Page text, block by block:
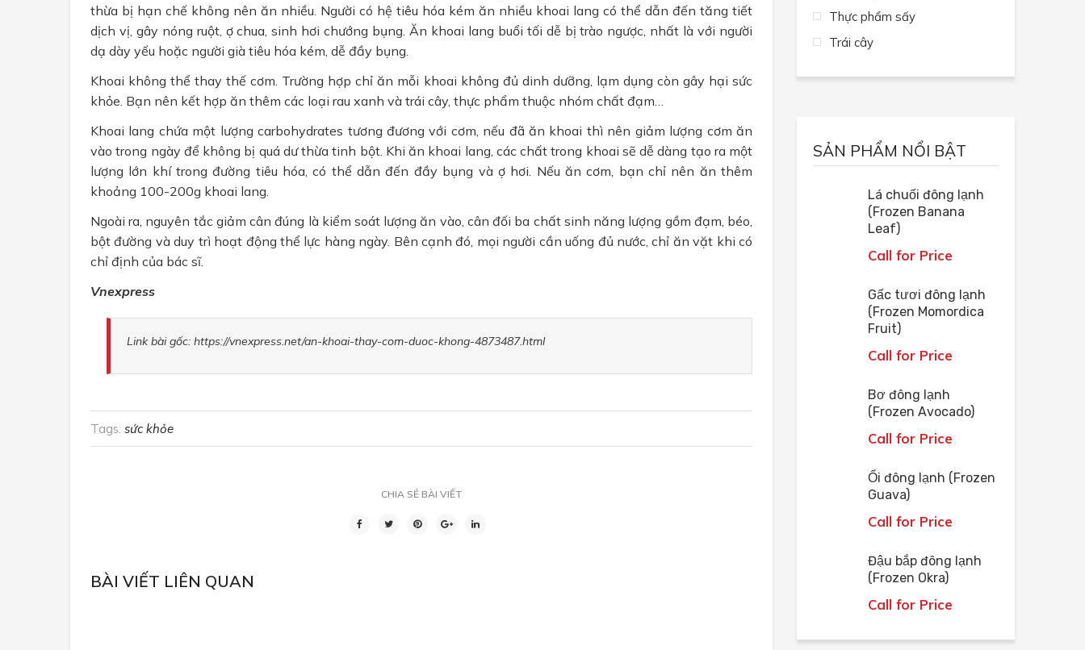
thừa bị hạn chế không nên ăn nhiều. Người có hệ tiêu hóa kém ăn nhiều khoai lang có thể dẫn đến tăng tiết
dịch vị, gây nóng ruột, ợ chua, sinh hơi chướng bụng. Ăn khoai lang buổi tối dễ bị trào ngược, nhất là với người
dạ dày yếu hoặc người già tiêu hóa kém, dễ đầy bụng.
Khoai không thể thay thế cơm. Trường hợp chỉ ăn mỗi khoai không đủ dinh dưỡng, lạm dụng còn gây hại sức
khỏe. Bạn nên kết hợp ăn thêm các loại rau xanh và trái cây, thực phẩm thuộc nhóm chất đạm…
Khoai lang chứa một lượng carbohydrates tương đương với cơm, nếu đã ăn khoai thì nên giảm lượng cơm ăn
vào trong ngày để không bị quá dư thừa tinh bột. Khi ăn khoai lang, các chất trong khoai sẽ dễ dàng tạo ra một
lượng lớn khí trong đường tiêu hóa, có thể dẫn đến đầy bụng và ợ hơi. Nếu ăn cơm, bạn chỉ nên ăn thêm
khoảng 100-200g khoai lang.
Ngoài ra, nguyên tắc giảm cân đúng là kiểm soát lượng ăn vào, cân đối ba chất sinh năng lượng gồm đạm, béo,
bột đường và duy trì hoạt động thể lực hàng ngày. Bên cạnh đó, mọi người cần uống đủ nước, chỉ ăn vặt khi có
chỉ định của bác sĩ.
Vnexpress
Link bài gốc: https://vnexpress.net/an-khoai-thay-com-duoc-khong-4873487.html
Tags: sức khỏe
CHIA SẺ BÀI VIẾT
BÀI VIẾT LIÊN QUAN
Thực phẩm sấy
Trái cây
SẢN PHẨM NỔI BẬT
Lá chuối đông lạnh
(Frozen Banana
Leaf)
Call for Price
Gấc tươi đông lạnh
(Frozen Momordica
Fruit)
Call for Price
Bơ đông lạnh
(Frozen Avocado)
Call for Price
Ổi đông lạnh (Frozen
Guava)
Call for Price
Đậu bắp đông lạnh
(Frozen Okra)
Call for Price